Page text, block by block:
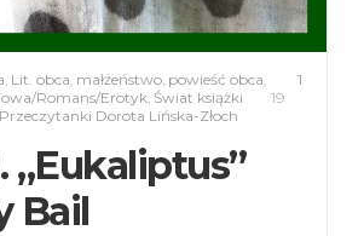
1
Lit. obca małżeństwo powieść obca
Romans/Erotyk Świat książki
19
Przeczytanki Dorota Lińska-Złoch
„Eukaliptus”
Bail